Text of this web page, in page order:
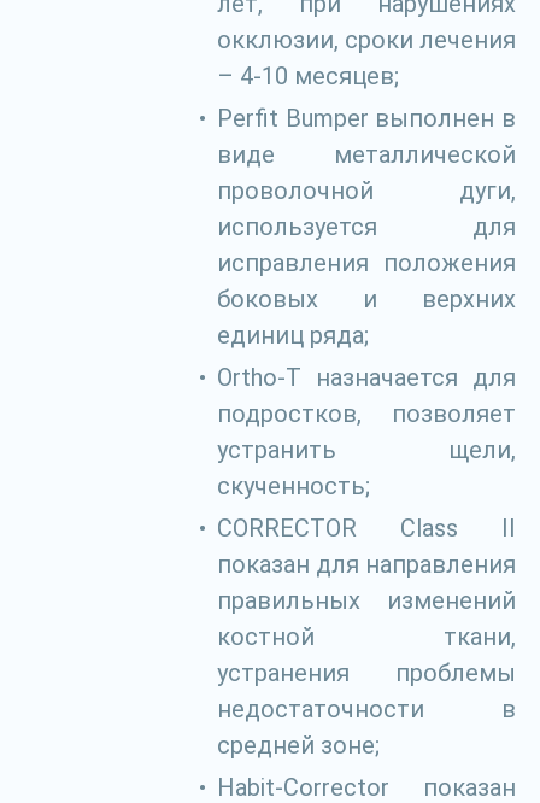
окклюзии, сроки лечения
– 4-10 месяцев;
Perfit Bumper выполнен в
виде металлической
проволочной дуги,
используется для
исправления положения
боковых и верхних
единиц ряда;
Ortho-T назначается для
подростков, позволяет
устранить щели,
скученность;
CORRECTOR Class II
показан для направления
правильных изменений
костной ткани,
устранения проблемы
недостаточности в
средней зоне;
Habit-Corrector показан